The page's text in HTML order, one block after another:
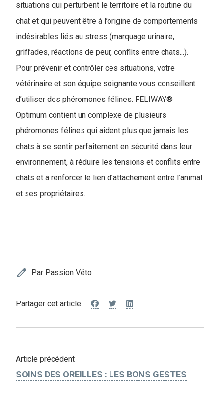
situations qui perturbent le territoire et la routine du
chat et qui peuvent être à l’origine de comportements
indésirables liés au stress (marquage urinaire,
griffades, réactions de peur, conflits entre chats...).
Pour prévenir et contrôler ces situations, votre
vétérinaire et son équipe soignante vous conseillent
d’utiliser des phéromones félines. FELIWAY®
Optimum contient un complexe de plusieurs
phéromones félines qui aident plus que jamais les
chats à se sentir parfaitement en sécurité dans leur
environnement, à réduire les tensions et conflits entre
chats et à renforcer le lien d’attachement entre l’animal
et ses propriétaires.
edit Par Passion Véto
Partager cet article
Article précédent
SOINS DES OREILLES : LES BONS GESTES